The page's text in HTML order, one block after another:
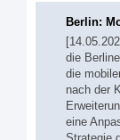
Berlin:
die
die
nach der
eine